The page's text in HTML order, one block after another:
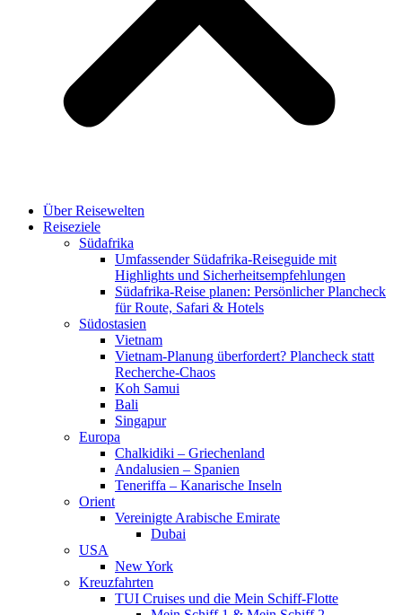
Über Reisewelten
Reiseziele
Südafrika
Umfassender Südafrika-Reiseguide mit
Highlights und Sicherheitsempfehlungen
Südafrika-Reise planen: Persönlicher Plancheck
für Route, Safari & Hotels
Südostasien
Vietnam
Vietnam-Planung überfordert? Plancheck statt
Recherche-Chaos
Koh Samui
Bali
Singapur
Europa
Chalkidiki – Griechenland
Andalusien – Spanien
Teneriffa – Kanarische Inseln
Orient
Vereinigte Arabische Emirate
Dubai
USA
New York
Kreuzfahrten
TUI Cruises und die Mein Schiff-Flotte